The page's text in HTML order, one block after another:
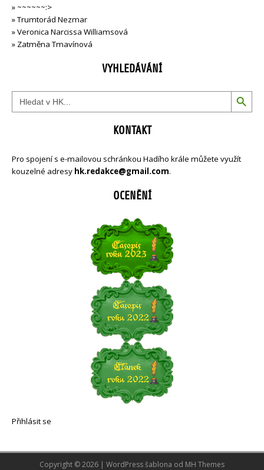
» ~~~~~~:>
»Trumtorád Nezmar
»Veronica Narcissa Williamsová
» Zatměna Tmavínová
VYHLEDÁVÁNÍ
Search
for:
Search Button
KONTAKT
Pro spojení s e-mailovou schránkou Hadího krále můžete využít
kouzelné adresy hk.redakce@gmail.com.
OCENĚNÍ
Přihlásit se
Copyright © 2026 | WordPress šablona od MH Themes